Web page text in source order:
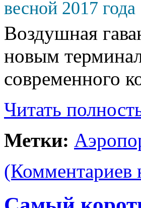
Воздушная
новым
современного
Читать
Метки:
(Комментариев